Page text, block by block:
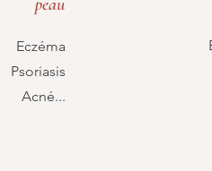
peau
Eczéma
Psoriasis
Acné...